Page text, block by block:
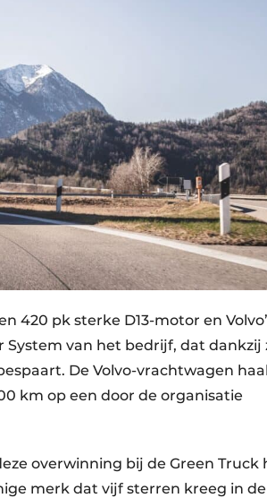
420 pk sterke D13-motor en
System van het bedrijf, dat dankzij
De Volvo-vrachtwagen
km op een door de organisatie
overwinning bij de Green Truck
merk dat vijf sterren kreeg in de